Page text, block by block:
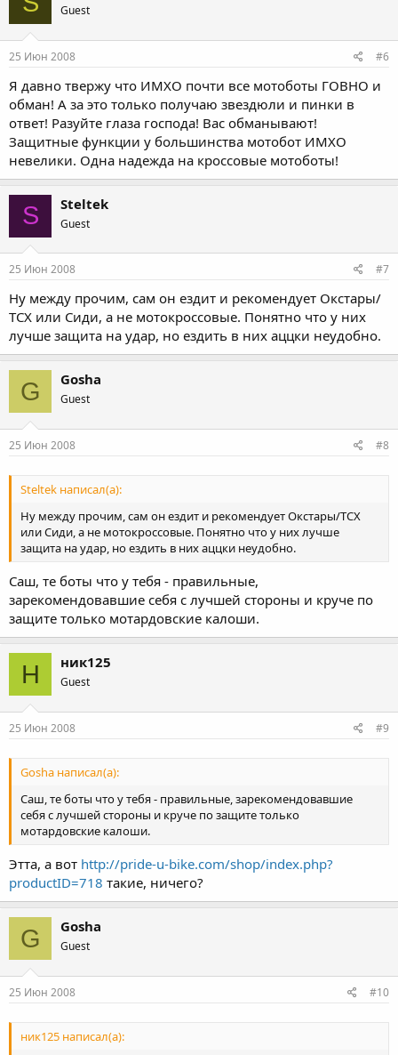
Guest
25 Июн 2008 #6
Я давно твержу что ИМХО почти все мотоботы ГОВНО и
обман! А за это только получаю звездюли и пинки в
ответ! Разуйте глаза господа! Вас обманывают!
Защитные функции у большинства мотобот ИМХО
невелики. Одна надежда на кроссовые мотоботы!
S Steltek
Guest
25 Июн 2008 #7
Ну между прочим, сам он ездит и рекомендует Окстары/
ТСХ или Сиди, а не мотокроссовые. Понятно что у них
лучше защита на удар, но ездить в них аццки неудобно.
G Gosha
Guest
25 Июн 2008 #8
Steltek написал(а):
Ну между прочим, сам он ездит и рекомендует Окстары/ТСХ
или Сиди, а не мотокроссовые. Понятно что у них лучше
защита на удар, но ездить в них аццки неудобно.
Саш, те боты что у тебя - правильные,
зарекомендовавшие себя с лучшей стороны и круче по
защите только мотардовские калоши.
Н ник125
Guest
25 Июн 2008 #9
Gosha написал(а):
Саш, те боты что у тебя - правильные, зарекомендовавшие
себя с лучшей стороны и круче по защите только
мотардовские калоши.
Этта, а вот http://pride-u-bike.com/shop/index.php?
productID=718 такие, ничего?
G Gosha
Guest
25 Июн 2008 #10
ник125 написал(а):